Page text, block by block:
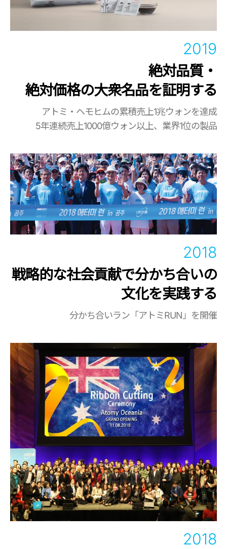
2019
絶対品質・
絶対価格の大衆名品を証明する
アトミ・ヘモヒムの累積売上1兆ウォンを達成
5年連続売上1000億ウォン以上、業界1位の製品
2018
戦略的な社会貢献で分かち合いの
文化を実践する
分かち合いラン「アトミRUN」を開催
2018